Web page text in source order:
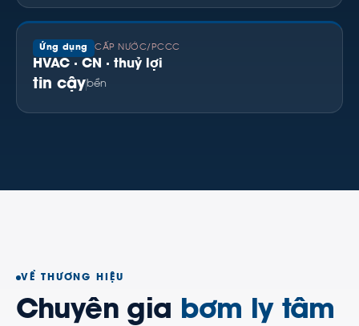
Ứng dụng CẤP NƯỚC/PCCC
HVAC · CN · thuỷ lợi
tin cậybền
VỀ THƯƠNG HIỆU
Chuyên gia bơm ly tâm